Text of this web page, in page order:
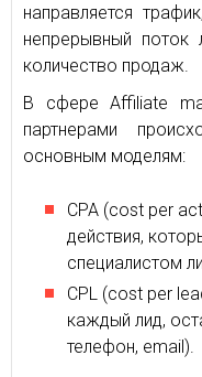
направляется
непрерывный поток
количество продаж.
В сфере Affiliate
партнерами
основным моделям:
CPA (cost per
действия,
специалистом
CPL (cost per
каждый лид,
телефон, email).